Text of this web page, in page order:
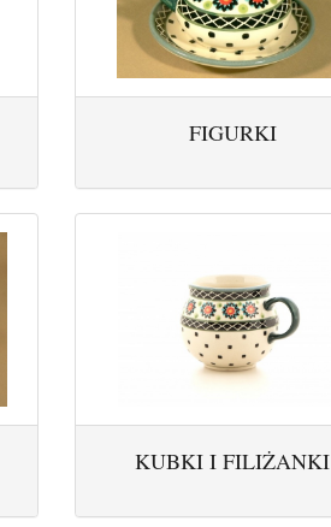
FIGURKI
KUBKI I FILIŻANKI